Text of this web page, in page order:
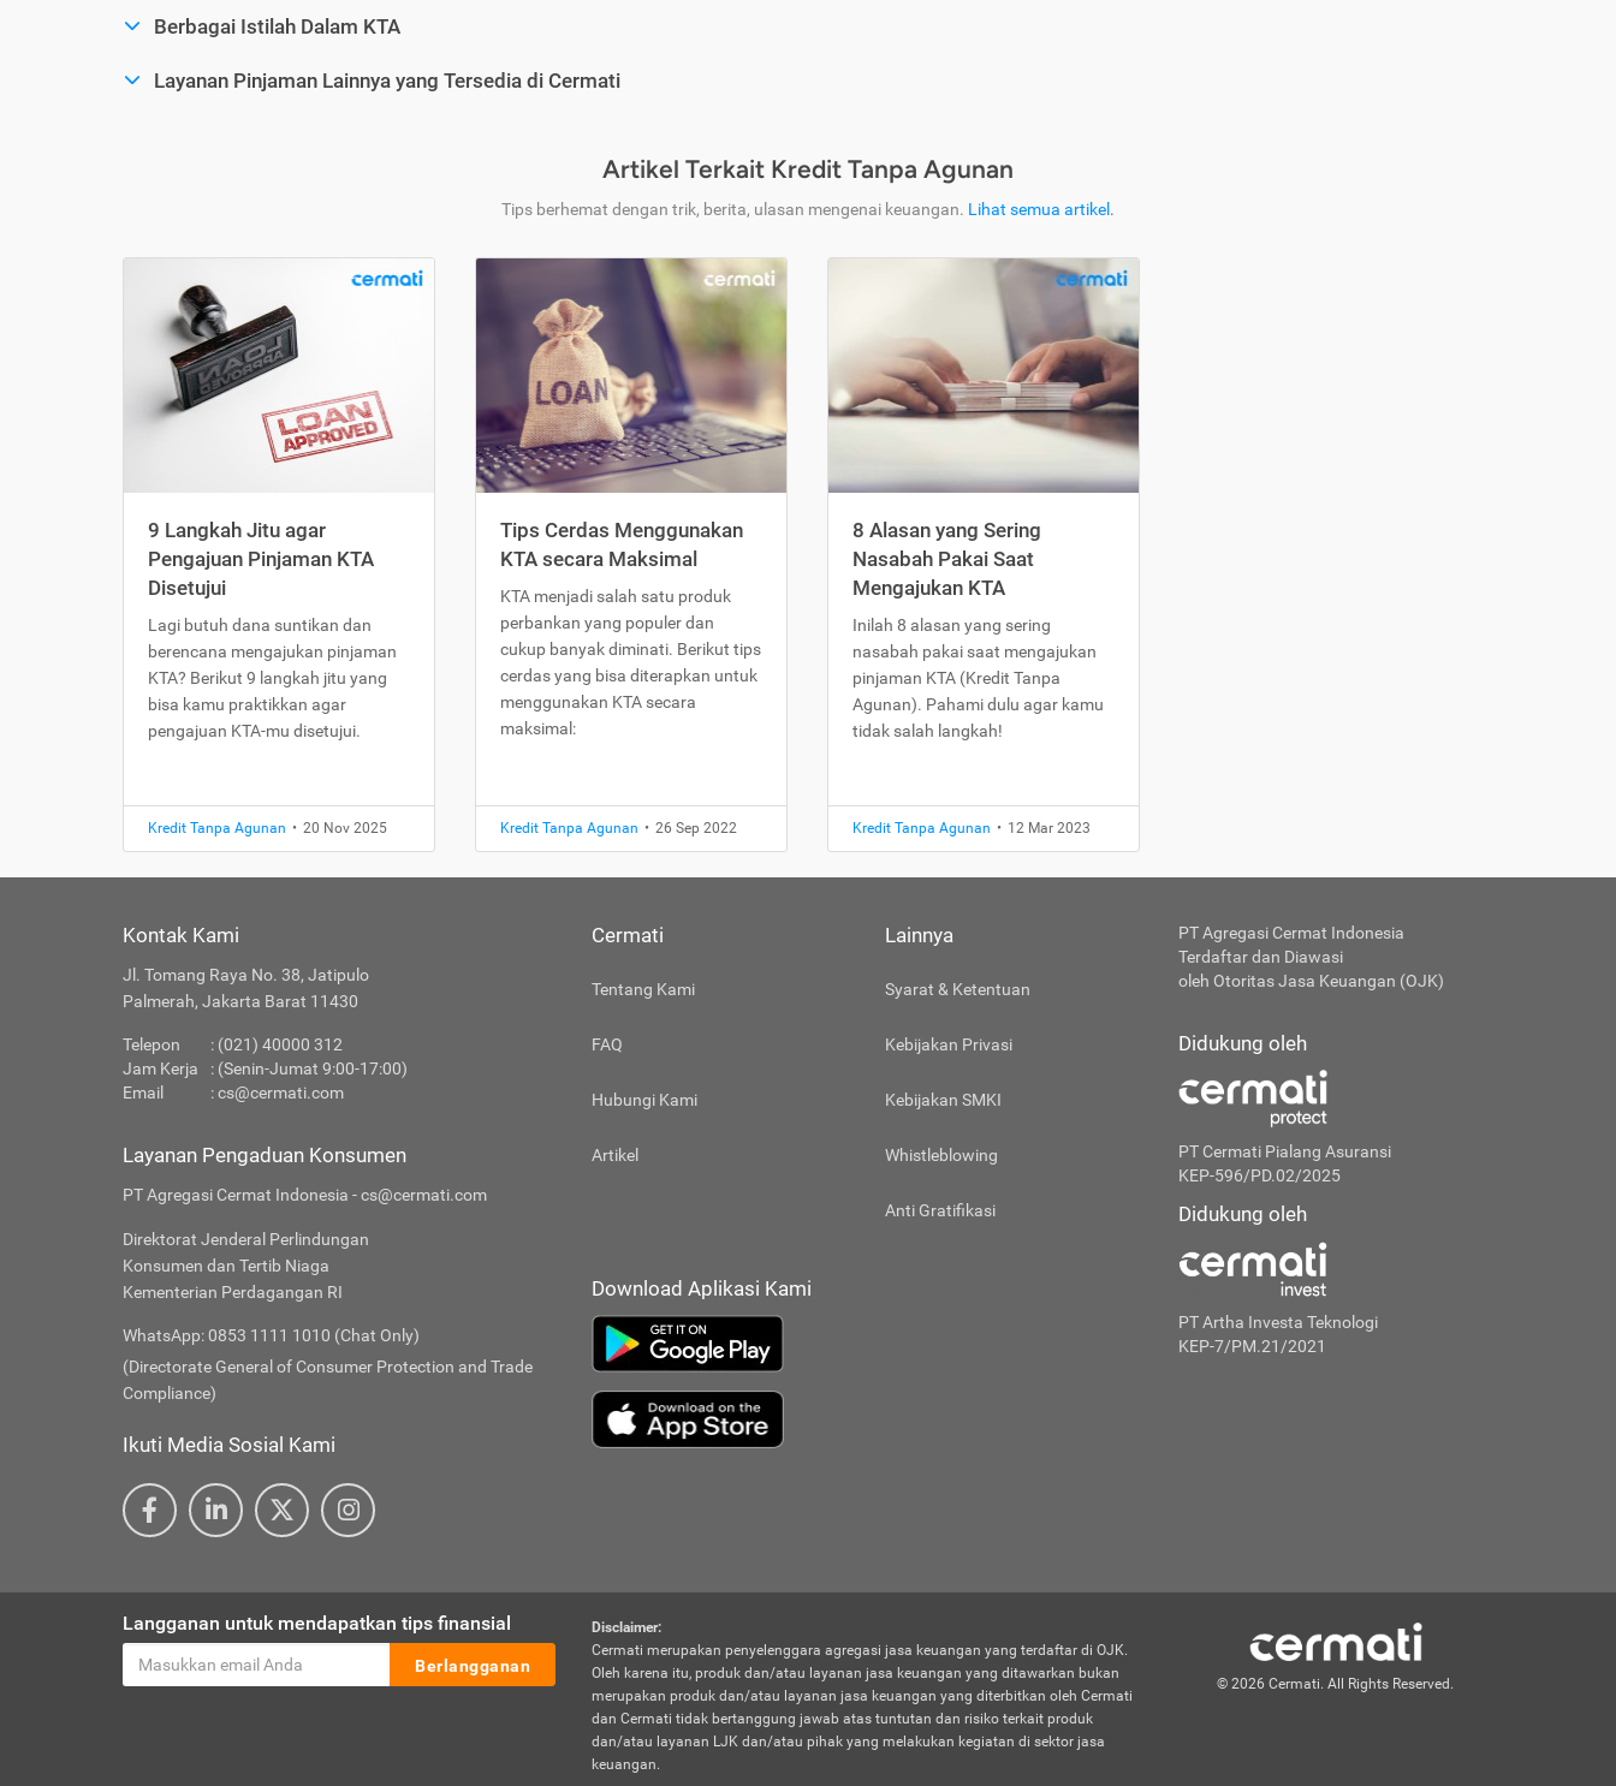
Berbagai Istilah Dalam KTA
Layanan Pinjaman Lainnya yang Tersedia di Cermati
Artikel Terkait Kredit Tanpa Agunan
Tips berhemat dengan trik, berita, ulasan mengenai keuangan. Lihat semua artikel .
9 Langkah Jitu agar
Pengajuan Pinjaman KTA
Disetujui
Lagi butuh dana suntikan dan
berencana mengajukan pinjaman
KTA? Berikut 9 langkah jitu yang
bisa kamu praktikkan agar
pengajuan KTA-mu disetujui.
Kredit Tanpa Agunan • 20 Nov 2025
Tips Cerdas Menggunakan
KTA secara Maksimal
KTA menjadi salah satu produk
perbankan yang populer dan
cukup banyak diminati. Berikut tips
cerdas yang bisa diterapkan untuk
menggunakan KTA secara
maksimal:
Kredit Tanpa Agunan • 26 Sep 2022
8 Alasan yang Sering
Nasabah Pakai Saat
Mengajukan KTA
Inilah 8 alasan yang sering
nasabah pakai saat mengajukan
pinjaman KTA (Kredit Tanpa
Agunan). Pahami dulu agar kamu
tidak salah langkah!
Kredit Tanpa Agunan • 12 Mar 2023
Kontak Kami
Jl. Tomang Raya No. 38, Jatipulo
Palmerah, Jakarta Barat 11430
Telepon
: (021) 40000 312
Jam Kerja
: (Senin-Jumat 9:00-17:00)
Email
:cs@cermati.com
Layanan Pengaduan Konsumen
PT Agregasi Cermat Indonesia - cs@cermati.com
Direktorat Jenderal Perlindungan
Konsumen dan Tertib Niaga
Kementerian Perdagangan RI
WhatsApp: 0853 1111 1010 (Chat Only)
(Directorate General of Consumer Protection and Trade
Compliance)
Ikuti Media Sosial Kami
Cermati
Tentang Kami
FAQ
Hubungi Kami
Artikel
Lainnya
Syarat & Ketentuan
Kebijakan Privasi
Kebijakan SMKI
Whistleblowing
Anti Gratifikasi
Download Aplikasi Kami
PT Agregasi Cermat Indonesia
Terdaftar dan Diawasi
oleh Otoritas Jasa Keuangan (OJK)
Didukung oleh
PT Cermati Pialang Asuransi
KEP-596/PD.02/2025
Didukung oleh
PT Artha Investa Teknologi
KEP-7/PM.21/2021
Langganan untuk mendapatkan tips finansial
Berlangganan
Disclaimer:
Cermati merupakan penyelenggara agregasi jasa keuangan yang terdaftar di OJK.
Oleh karena itu, produk dan/atau layanan jasa keuangan yang ditawarkan bukan
merupakan produk dan/atau layanan jasa keuangan yang diterbitkan oleh Cermati
dan Cermati tidak bertanggung jawab atas tuntutan dan risiko terkait produk
dan/atau layanan LJK dan/atau pihak yang melakukan kegiatan di sektor jasa
keuangan.
© 2026 Cermati. All Rights Reserved.